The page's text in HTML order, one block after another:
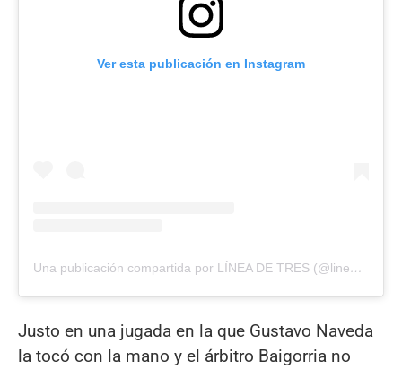
Ver esta publicación en Instagram
Una publicación compartida por LÍNEA DE TRES (@lineade3.sj)
Justo en una jugada en la que Gustavo Naveda
la tocó con la mano y el árbitro Baigorria no